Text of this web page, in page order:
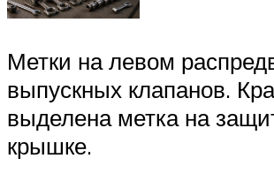
Метки на левом
выпускных клапанов.
выделена метка на
крышке.